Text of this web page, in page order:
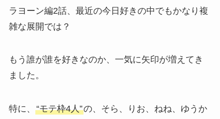
ラヨーン編2話、最近の今日好きの中でもかなり複
雑な展開では？
もう誰が誰を好きなのか、一気に矢印が増えてき
ました。
特に、 “モテ枠4人”の、そら、りお、ねね、ゆうか